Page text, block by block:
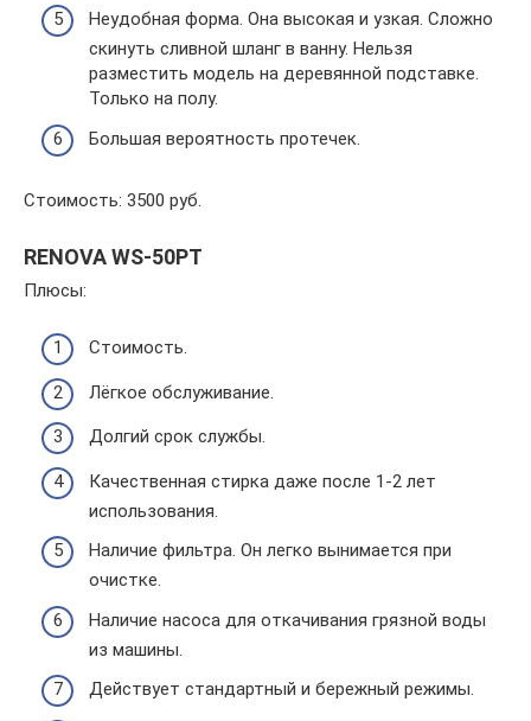
Неудобная форма. Она высокая и узкая. Сложно
скинуть сливной шланг в ванну. Нельзя
разместить модель на деревянной подставке.
Только на полу.
Большая вероятность протечек.
Стоимость: 3500 руб.
RENOVA WS-50PT
Плюсы:
Стоимость.
Лёгкое обслуживание.
Долгий срок службы.
Качественная стирка даже после 1-2 лет
использования.
Наличие фильтра. Он легко вынимается при
очистке.
Наличие насоса для откачивания грязной воды
из машины.
Действует стандартный и бережный режимы.